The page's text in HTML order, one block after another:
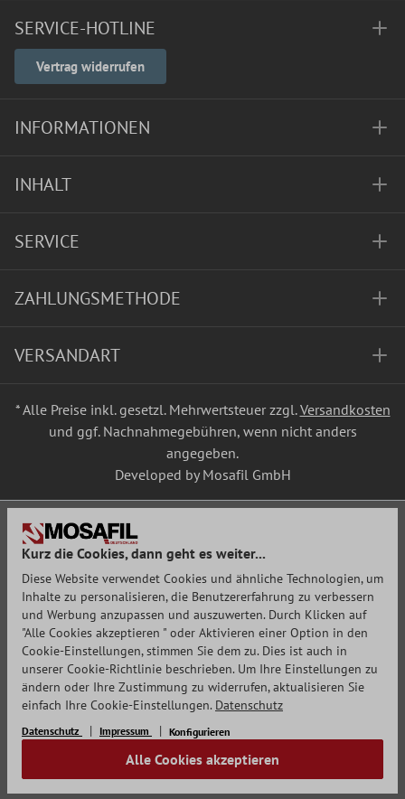
SERVICE-HOTLINE
Vertrag widerrufen
INFORMATIONEN
INHALT
SERVICE
ZAHLUNGSMETHODE
VERSANDART
* Alle Preise inkl. gesetzl. Mehrwertsteuer zzgl.Versandkosten
und ggf. Nachnahmegebühren, wenn nicht anders
angegeben.
Developed by Mosafil GmbH
Kurz die Cookies, dann geht es weiter...
Diese Website verwendet Cookies und ähnliche Technologien, um
Inhalte zu personalisieren, die Benutzererfahrung zu verbessern
und Werbung anzupassen und auszuwerten. Durch Klicken auf
"Alle Cookies akzeptieren " oder Aktivieren einer Option in den
Cookie-Einstellungen, stimmen Sie dem zu. Dies ist auch in
unserer Cookie-Richtlinie beschrieben. Um Ihre Einstellungen zu
ändern oder Ihre Zustimmung zu widerrufen, aktualisieren Sie
einfach Ihre Cookie-Einstellungen. Datenschutz
Datenschutz Impressum Konfigurieren
Alle Cookies akzeptieren